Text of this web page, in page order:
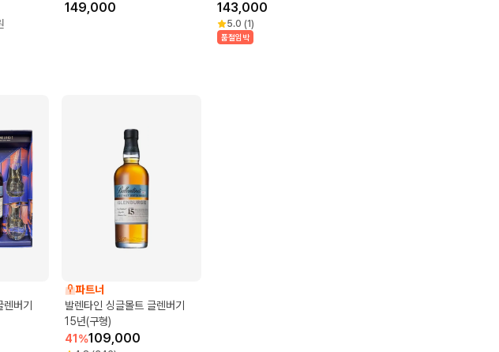
기 패키지
149,000
함)
143,000
5.0 (1)
품절임박
버기
파트너
발렌타인 싱글몰트 글렌버기
15년(구형)
41 %109,000